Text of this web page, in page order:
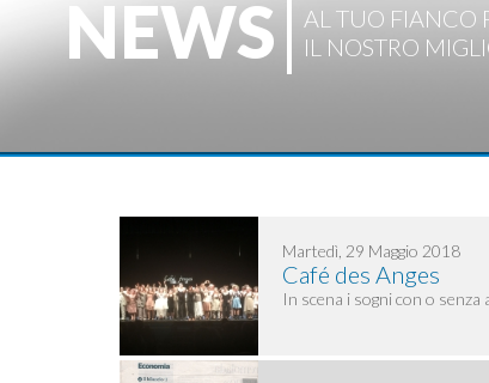
NEWS
AL TUO FIANCO
IL NOSTRO
Martedì, 29 Maggio 2018
Café des Anges
In scena i sogni con o senza